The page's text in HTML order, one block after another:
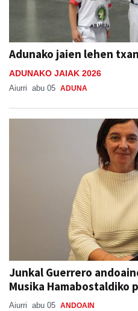
Adunako jaien lehen
ADUNAKO JAIAK 2026
Aiurri abu 05 ADUNA
Junkal Guerrero
Musika Hamabostaldiko
Aiurri abu 05 ANDOAIN